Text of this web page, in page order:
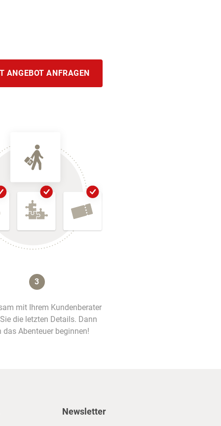
ANGEBOT ANFRAGEN
3
mit Ihrem Kundenberater
die letzten Details. Dann
das Abenteuer beginnen!
Newsletter